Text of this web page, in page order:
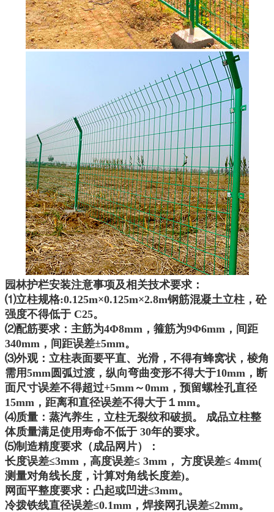
园林护栏安装注意事项及相关技术要求：
⑴立柱规格:0.125m×0.125m×2.8m钢筋混凝土立柱，砼
强度不得低于 C25。
⑵配筋要求：主筋为4Φ8mm，箍筋为9Φ6mm，间距
340mm，间距误差±5mm。
⑶外观：立柱表面要平直、光滑，不得有蜂窝状，棱角
需用5mm圆弧过渡，纵向弯曲变形不得大于10mm，断
面尺寸误差不得超过+5mm～0mm，预留螺栓孔直径
15mm，距离和直径误差不得大于１mm。
⑷质量：蒸汽养生，立柱无裂纹和破损。 成品立柱整
体质量满足使用寿命不低于 30年的要求。
⑸制造精度要求（成品网片）：
长度误差≤3mm，高度误差≤ 3mm， 方度误差≤ 4mm(
测量对角线长度，计算对角线长度差)。
网面平整度要求：凸起或凹进≤3mm。
冷拨铁线直径误差≤0.1mm，焊接网孔误差≤2mm。